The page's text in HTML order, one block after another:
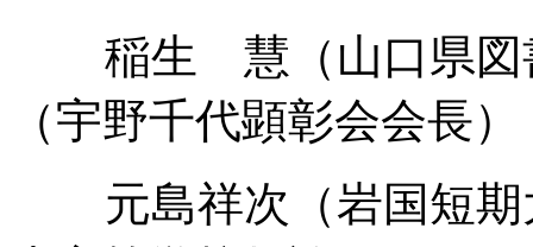
稲生 慧（山口県図
（宇野千代顕彰会会長）
元島祥次（岩国短